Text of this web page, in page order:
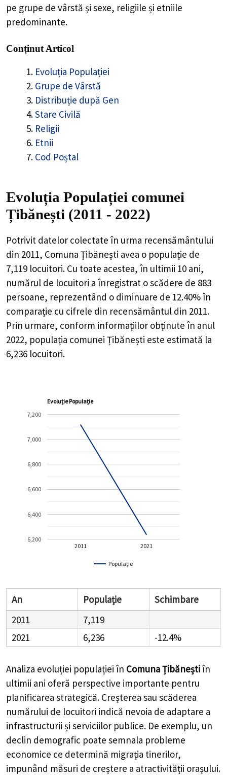
pe grupe de vârstă și sexe, religiile și etniile
predominante.
Conținut Articol
Evoluția Populației
Grupe de Vârstă
Distribuție după Gen
Stare Civilă
Religii
Etnii
Cod Poștal
Evoluția Populației comunei
Țibănești (2011 - 2022)
Potrivit datelor colectate în urma recensământului
din 2011, Comuna Țibănești avea o populație de
7,119 locuitori. Cu toate acestea, în ultimii 10 ani,
numărul de locuitori a înregistrat oscădere de 883
persoane, reprezentând o diminuare de 12.40%în
comparație cu cifrele din recensământul din 2011.
Prin urmare, conform informațiilor obținute în anul
2022, populația comunei Țibănești este estimată la
6,236 locuitori.
Evoluție Populație
Populație
2011 2021
6,200
6,400
6,600
6,800
7,000
7,200
An Populație
Schimbare
2011
7,119
2021
6,236 -12.4%
Analiza evoluției populației în Comuna Țibăneștiîn
ultimii ani oferă perspective importante pentru
planificarea strategică. Creșterea sau scăderea
numărului de locuitori indică nevoia de adaptare a
infrastructurii și serviciilor publice. De exemplu, un
declin demografic poate semnala probleme
economice ce determină migrația tinerilor,
impunând măsuri de creștere a atractivității orașului.